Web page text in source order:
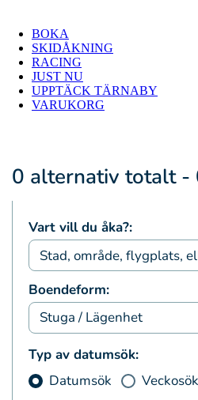
BOKA
SKIDÅKNING
RACING
JUST NU
UPPTÄCK TÄRNABY
VARUKORG
0 alternativ totalt -
Vart vill du åka?:
Boendeform:
Typ av datumsök:
Datumsök
Veckosök